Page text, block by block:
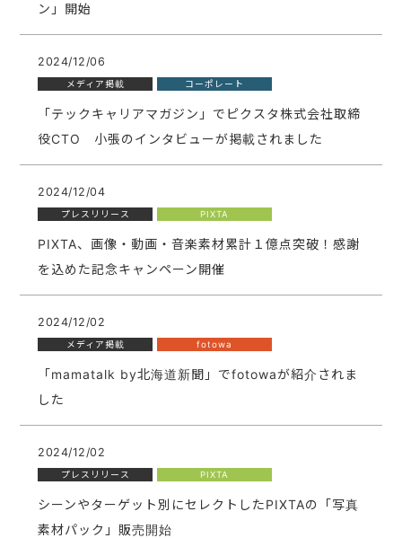
ン」開始
2024/12/06
メディア掲載 コーポレート
「テックキャリアマガジン」でピクスタ株式会社取締
役CTO 小張のインタビューが掲載されました
2024/12/04
プレスリリース PIXTA
PIXTA、画像・動画・音楽素材累計１億点突破！感謝
を込めた記念キャンペーン開催
2024/12/02
メディア掲載 fotowa
「mamatalk by北海道新聞」でfotowaが紹介されま
した
2024/12/02
プレスリリース PIXTA
シーンやターゲット別にセレクトしたPIXTAの「写真
素材パック」販売開始